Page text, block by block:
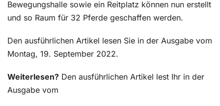
Bewegungshalle sowie ein Reitplatz können nun erstellt
und so Raum für 32 Pferde geschaffen werden.
Den ausführlichen Artikel lesen Sie in der Ausgabe vom
Montag, 19. September 2022.
Weiterlesen? Den ausführlichen Artikel lest Ihr in der
Ausgabe vom